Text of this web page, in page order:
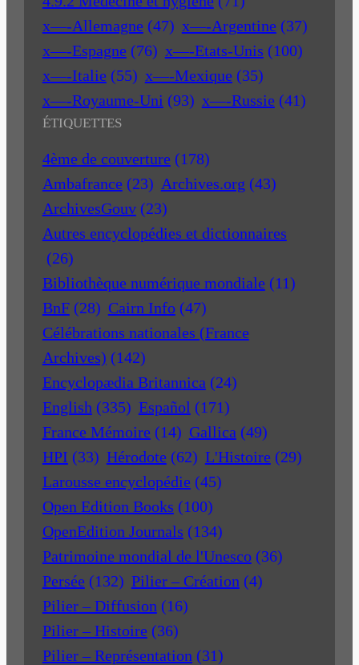
x—-Allemagne (47) x—-Argentine (37)
x—-Espagne (76) x—-Etats-Unis (100)
x—-Italie (55) x—-Mexique (35)
x—-Royaume-Uni (93) x—-Russie (41)
ÉTIQUETTES
4ème de couverture (178)
Ambafrance (23) Archives.org (43)
ArchivesGouv (23)
Autres encyclopédies et dictionnaires
(26)
Bibliothèque numérique mondiale (11)
BnF (28) Cairn Info (47)
Célébrations nationales (France
Archives) (142)
Encyclopædia Britannica (24)
English (335) Español (171)
France Mémoire (14) Gallica (49)
HPI (33) Hérodote (62) L'Histoire (29)
Larousse encyclopédie (45)
Open Edition Books (100)
OpenEdition Journals (134)
Patrimoine mondial de l'Unesco (36)
Persée (132) Pilier – Création (4)
Pilier – Diffusion (16)
Pilier – Histoire (36)
Pilier – Représentation (31)